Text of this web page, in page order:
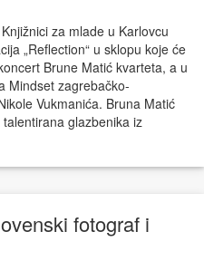
za mlade u Karlovcu
„Reflection“ u sklopu koje će
Brune Matić kvarteta, a u
Mindset zagrebačko-
Vukmanića. Bruna Matić
glazbenika iz
fotograf i